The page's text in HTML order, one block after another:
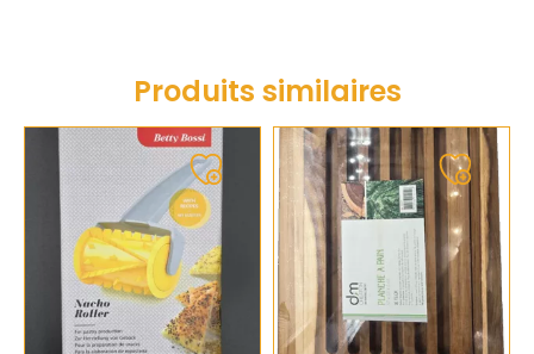
Produits similaires
Ajouter
à
ma
liste
Ajouter
ma
liste